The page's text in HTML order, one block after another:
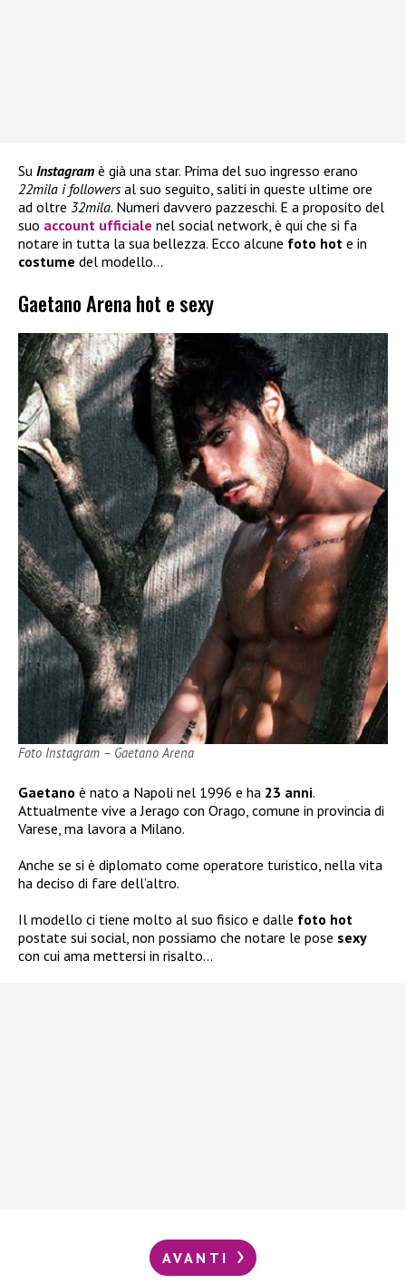
Su Instagram è già una star. Prima del suo ingresso erano
22mila i followersal suo seguito, saliti in queste ultime ore
ad oltre 32mila. Numeri davvero pazzeschi. E a proposito del
suo account ufficiale nel social network, è qui che si fa
notare in tutta la sua bellezza. Ecco alcune foto hot e in
costume del modello…
Gaetano Arena hot e sexy
Foto Instagram – Gaetano Arena
Gaetano è nato a Napoli nel 1996 e ha 23 anni.
Attualmente vive a Jerago con Orago, comune in provincia di
Varese, ma lavora a Milano.
Anche se si è diplomato come operatore turistico, nella vita
ha deciso di fare dell’altro.
Il modello ci tiene molto al suo fisico e dalle foto hot
postate sui social, non possiamo che notare le pose sexy
con cui ama mettersi in risalto…
AVANTI